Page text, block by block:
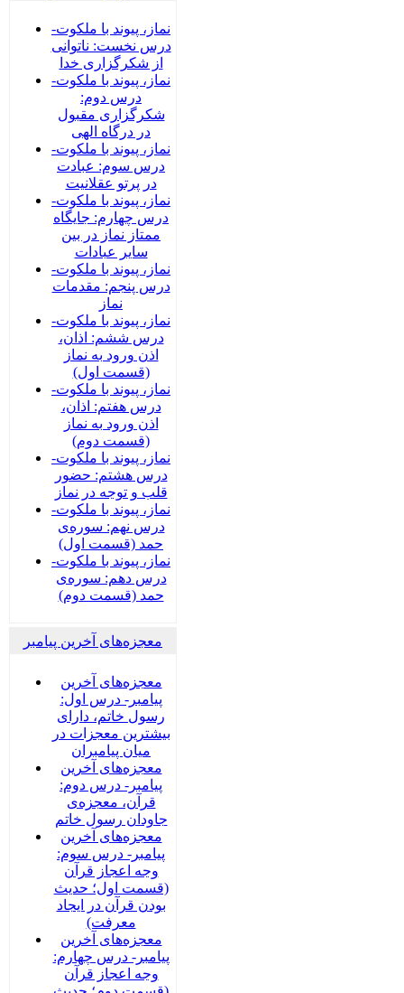
نماز، پیوند با ملکوت-
درس نخست: ناتوانی
از شکرگزاری خدا
نماز، پیوند با ملکوت-
درس دوم:
شکرگزاری مقبول
در درگاه الهی
نماز، پیوند با ملکوت-
درس سوم: عبادت
در پرتو عقلانیت
نماز، پیوند با ملکوت-
درس چهارم: جایگاه
ممتاز نماز در بین
سایر عبادات
نماز، پیوند با ملکوت-
درس پنجم: مقدمات
نماز
نماز، پیوند با ملکوت-
درس ششم: اذان،
اذن ورود به نماز
(قسمت اول)
نماز، پیوند با ملکوت-
درس هفتم: اذان،
اذن ورود به نماز
(قسمت دوم)
نماز، پیوند با ملکوت-
درس هشتم: حضور
قلب و توجه در نماز
نماز، پیوند با ملکوت-
درس نهم: سوره‌ی
حمد (قسمت اول)
نماز، پیوند با ملکوت-
درس دهم: سوره‌ی
حمد (قسمت دوم)
معجزه‌های آخرین پیامبر
معجزه‌های آخرین
پیامبر- درس اول:
رسول خاتم، دارای
بیشترین معجزات در
میان پیامبران
معجزه‌های آخرین
پیامبر- درس دوم:
قرآن، معجزه‌ی
جاودان رسول خاتم
معجزه‌های آخرین
پیامبر- درس سوم:
وجه اعجاز قرآن
(قسمت اول؛ حدیث
بودن قرآن در ایجاد
معرفت)
معجزه‌های آخرین
پیامبر- درس چهارم:
وجه اعجاز قرآن